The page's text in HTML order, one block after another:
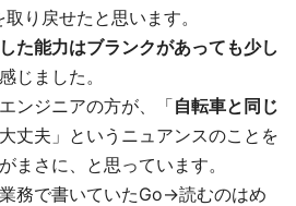
り戻せたと思います。
た能力はブランクがあっても少し
じました。
ンジニアの方が、「自転車と同じ
丈夫」というニュアンスのことを
まさに、と思っています。
務で書いていたGo→読むのはめ